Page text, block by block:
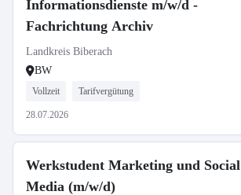
Informationsdienste m/w/d -
Fachrichtung Archiv
Landkreis Biberach
BW
Vollzeit Tarifvergütung
28.07.2026
Werkstudent Marketing und Social
Media (m/w/d)